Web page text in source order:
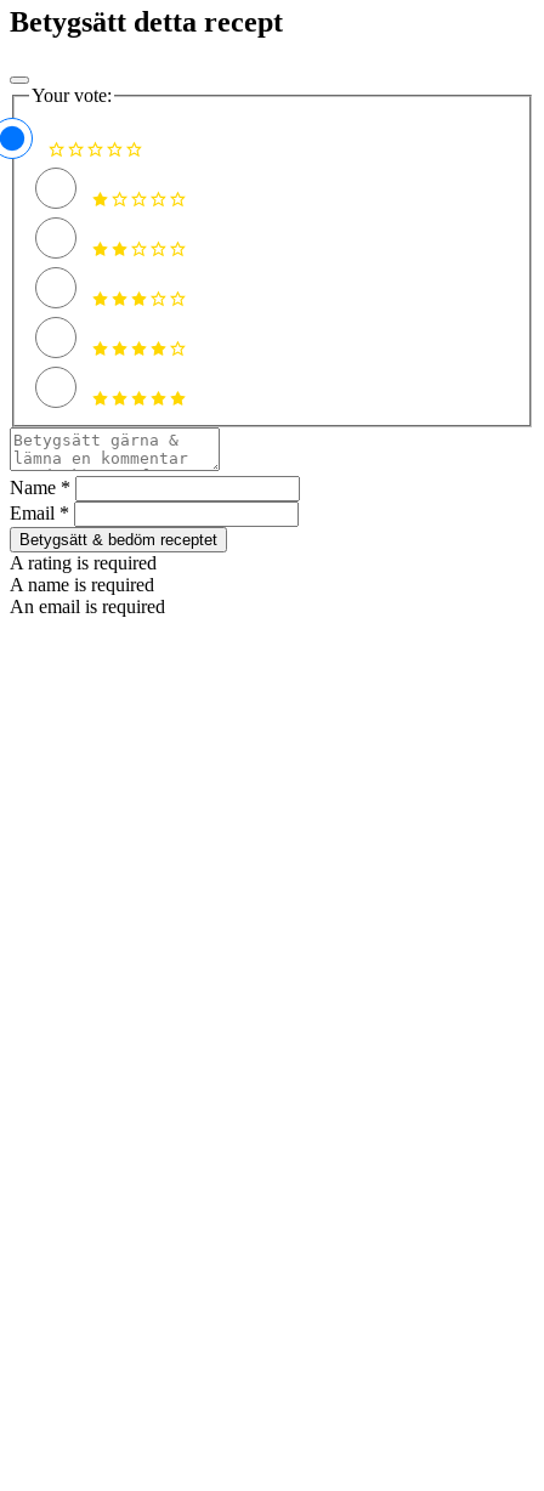
Betygsätt detta recept
Your vote:
Name *
Email *
Betygsätt & bedöm receptet
A rating is required
A name is required
An email is required